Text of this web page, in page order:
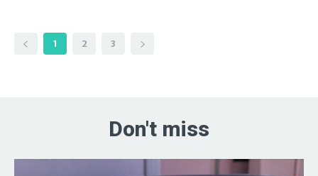
1 2 3
Don't miss